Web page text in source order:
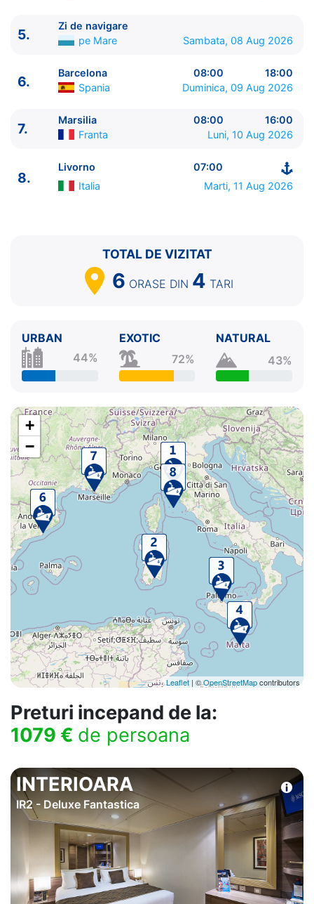
Ziua | Portul | Sosire - Plecare
----------------------------------------
2.
Cagliari, Sardinia
12:00 - 19:00
Palermo, Sicilia
09:00 - 17:00
5.
Zi de navigare
0:00 - 0:00
Barcelona Spania
08:00 - 18:00
5.
Zi de navigare
pe Mare
Sambata, 08 Aug 2026
6.
Barcelona 08:00
18:00
Spania
Duminica, 09 Aug 2026
7.
Marsilia 08:00
16:00
Franta
Luni, 10 Aug 2026
8.
Livorno
07:00
Italia
Marti, 11 Aug 2026
TOTAL DE VIZITAT
6 ORASE DIN 4 TARI
URBAN
44%
EXOTIC
72%
NATURAL
43%
+
−
Leaflet | ©OpenStreetMapcontributors
Preturi incepand de la:
1079 € de persoana
INTERIOARA
IR2 - Deluxe Fantastica